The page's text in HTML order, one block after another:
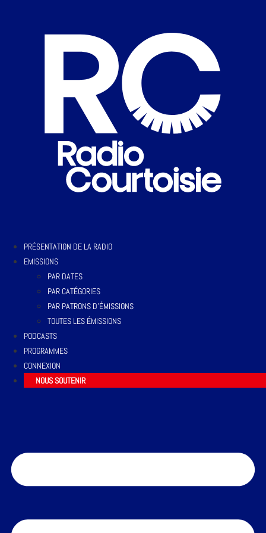
PRÉSENTATION DE LA RADIO
EMISSIONS
PAR DATES
PAR CATÉGORIES
PAR PATRONS D’ÉMISSIONS
TOUTES LES ÉMISSIONS
PODCASTS
PROGRAMMES
CONNEXION
NOUS SOUTENIR